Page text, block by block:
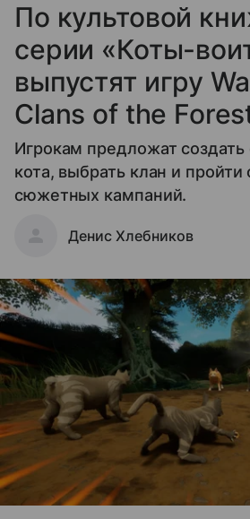
По культовой
серии «Коты-
выпустят игру
Clans of the
Игрокам предложат создать
кота, выбрать клан и
сюжетных кампаний.
Денис Хлебников